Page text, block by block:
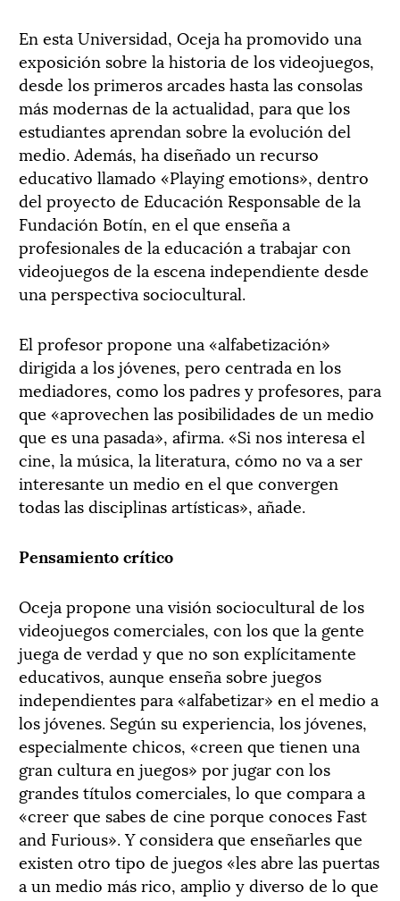
En esta Universidad, Oceja ha promovido una
exposición sobre la historia de los videojuegos,
desde los primeros arcades hasta las consolas
más modernas de la actualidad, para que los
estudiantes aprendan sobre la evolución del
medio. Además, ha diseñado un recurso
educativo llamado «Playing emotions», dentro
del proyecto de Educación Responsable de la
Fundación Botín, en el que enseña a
profesionales de la educación a trabajar con
videojuegos de la escena independiente desde
una perspectiva sociocultural.
El profesor propone una «alfabetización»
dirigida a los jóvenes, pero centrada en los
mediadores, como los padres y profesores, para
que «aprovechen las posibilidades de un medio
que es una pasada», afirma. «Si nos interesa el
cine, la música, la literatura, cómo no va a ser
interesante un medio en el que convergen
todas las disciplinas artísticas», añade.
Pensamiento crítico
Oceja propone una visión sociocultural de los
videojuegos comerciales, con los que la gente
juega de verdad y que no son explícitamente
educativos, aunque enseña sobre juegos
independientes para «alfabetizar» en el medio a
los jóvenes. Según su experiencia, los jóvenes,
especialmente chicos, «creen que tienen una
gran cultura en juegos» por jugar con los
grandes títulos comerciales, lo que compara a
«creer que sabes de cine porque conoces Fast
and Furious». Y considera que enseñarles que
existen otro tipo de juegos «les abre las puertas
a un medio más rico, amplio y diverso de lo que